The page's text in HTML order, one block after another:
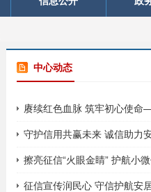
中心动态
赓续红色血脉 筑牢初心使
守护信用共赢未来 诚信助力
擦亮征信“火眼金睛” 护航小
征信宣传润民心 守信护航安